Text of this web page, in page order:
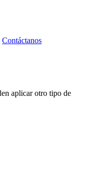
Contáctanos
aplicar otro tipo de